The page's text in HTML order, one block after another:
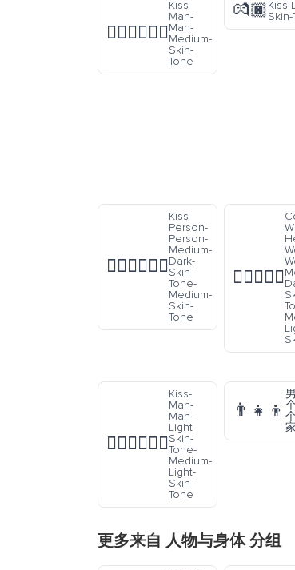
👨🏽‍❤️‍💋‍👨🏽
Kiss-
Man-
Man-
Medium-
Skin-
Tone
💏🏿Kiss-
🧑🏾‍❤️‍💋‍🧑🏽
Kiss-
Person-
Person-
Medium-
Dark-
Skin-
Tone-
Medium-
Skin-
Tone
👩🏾‍❤️‍👩🏼
👨🏻‍❤️‍💋‍👨🏼
Kiss-
Man-
Man-
Light-
Skin-
Tone-
Medium-
Light-
Skin-
Tone
👨‍👧‍👦
更多来自 人物与身体分组